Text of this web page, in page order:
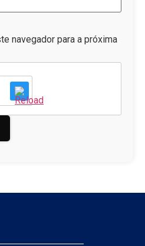
navegador para a próxima